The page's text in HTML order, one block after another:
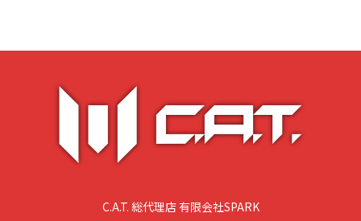
C.A.T. 総代理店 有限会社SPARK